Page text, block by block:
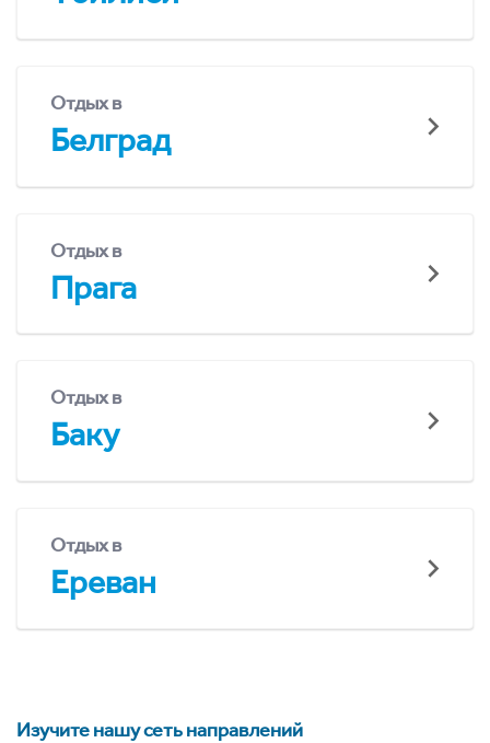
Отдых в
Белград
Отдых в
Прага
Отдых в
Баку
Отдых в
Ереван
Изучите нашу сеть направлений